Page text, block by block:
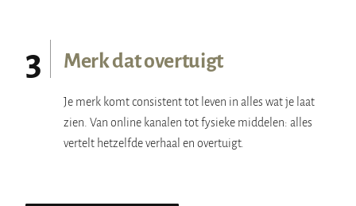
3 Merk dat overtuigt
Je merk komt consistent tot leven in alles wat je laat
zien. Van online kanalen tot fysieke middelen: alles
vertelt hetzelfde verhaal en overtuigt.